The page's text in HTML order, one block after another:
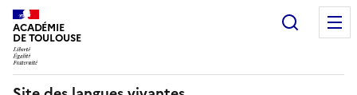
ACADÉMIE
DE TOULOUSE